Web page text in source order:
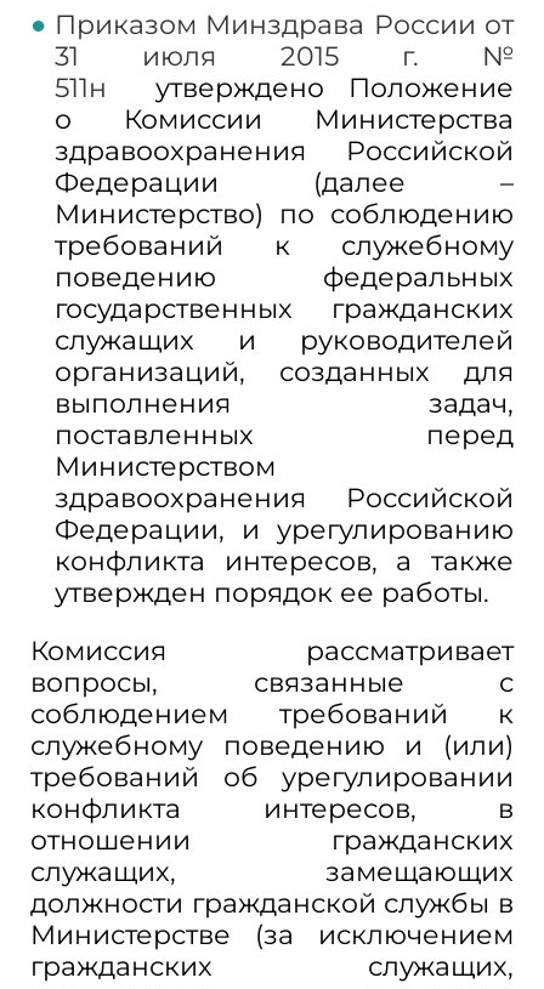
Приказом Минздрава России от
31 июля 2015 г. №
511н утверждено Положение
о Комиссии Министерства
здравоохранения Российской
Федерации (далее –
Министерство) по соблюдению
требований к служебному
поведению федеральных
государственных гражданских
служащих и руководителей
организаций, созданных для
выполнения задач,
поставленных перед
Министерством
здравоохранения Российской
Федерации, и урегулированию
конфликта интересов, а также
утвержден порядок ее работы.
Комиссия рассматривает
вопросы, связанные с
соблюдением требований к
служебному поведению и (или)
требований об урегулировании
конфликта интересов, в
отношении гражданских
служащих, замещающих
должности гражданской службы в
Министерстве (за исключением
гражданских служащих,